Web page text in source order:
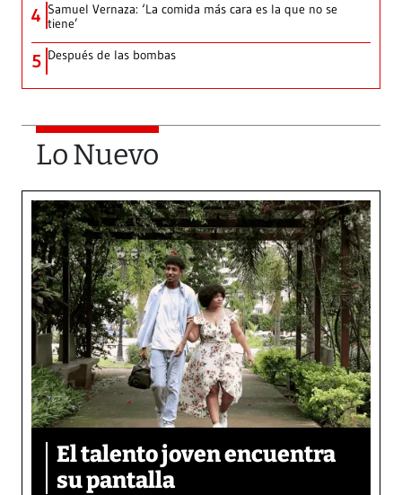
4 Samuel Vernaza: ‘La comida más cara es la que no se
tiene’
5 Después de las bombas
Lo Nuevo
El talento joven encuentra
su pantalla​